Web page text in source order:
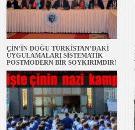
ÇİN’İN DOĞU TÜRKİSTAN’DAKİ
UYGULAMALARI SİSTEMATİK
POSTMODERN BİR SOYKIRIMDIR!